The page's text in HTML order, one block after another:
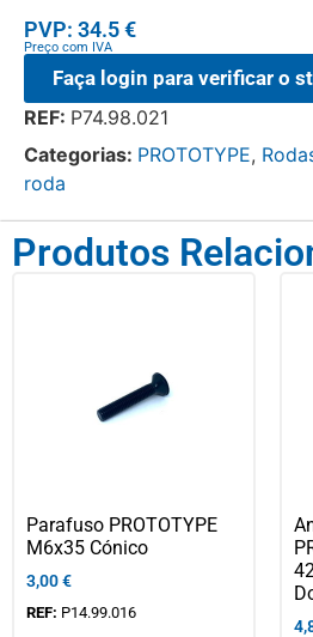
PVP: 34.5 €
Preço com IVA
Faça login para verificar o
REF: P74.98.021
Categorias: PROTOTYPE,
roda
Produtos
Parafuso PROTOTYPE
M6x35 Cónico
3,00€
REF: P14.99.016